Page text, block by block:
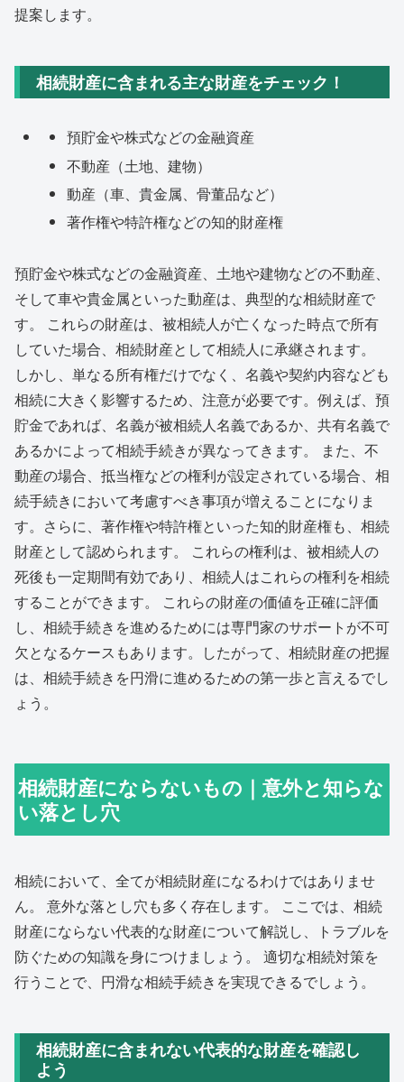
提案します。
相続財産に含まれる主な財産をチェック！
預貯金や株式などの金融資産
不動産（土地、建物）
動産（車、貴金属、骨董品など）
著作権や特許権などの知的財産権
預貯金や株式などの金融資産、土地や建物などの不動産、
そして車や貴金属といった動産は、典型的な相続財産で
す。 これらの財産は、被相続人が亡くなった時点で所有
していた場合、相続財産として相続人に承継されます。
しかし、単なる所有権だけでなく、名義や契約内容なども
相続に大きく影響するため、注意が必要です。例えば、預
貯金であれば、名義が被相続人名義であるか、共有名義で
あるかによって相続手続きが異なってきます。 また、不
動産の場合、抵当権などの権利が設定されている場合、相
続手続きにおいて考慮すべき事項が増えることになりま
す。さらに、著作権や特許権といった知的財産権も、相続
財産として認められます。 これらの権利は、被相続人の
死後も一定期間有効であり、相続人はこれらの権利を相続
することができます。 これらの財産の価値を正確に評価
し、相続手続きを進めるためには専門家のサポートが不可
欠となるケースもあります。したがって、相続財産の把握
は、相続手続きを円滑に進めるための第一歩と言えるでし
ょう。
相続財産にならないもの｜意外と知らな
い落とし穴
相続において、全てが相続財産になるわけではありませ
ん。 意外な落とし穴も多く存在します。 ここでは、相続
財産にならない代表的な財産について解説し、トラブルを
防ぐための知識を身につけましょう。 適切な相続対策を
行うことで、円滑な相続手続きを実現できるでしょう。
相続財産に含まれない代表的な財産を確認し
よう